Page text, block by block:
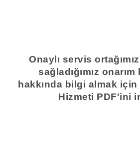
Onaylı servis ortağımız
sağladığımız
hakkında bilgi almak için
Hizmeti PDF'ini